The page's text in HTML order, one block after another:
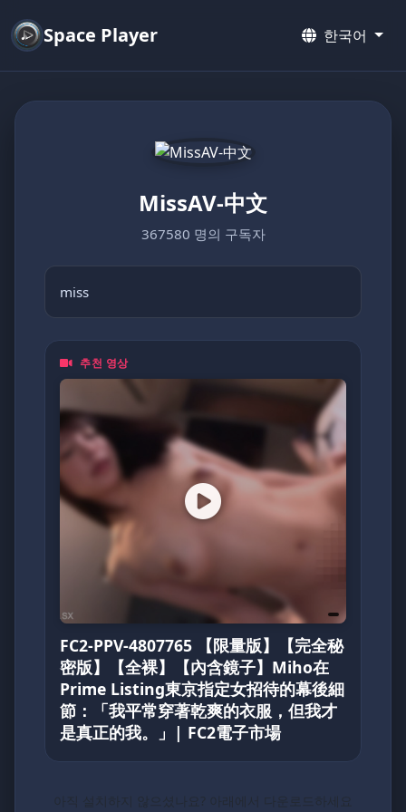
Space Player 한국어
MissAV-中文
367580 명의 구독자
miss
추천 영상
FC2-PPV-4807765 【限量版】【完全秘
密版】【全裸】【內含鏡子】Miho在
Prime Listing東京指定女招待的幕後細
節：「我平常穿著乾爽的衣服，但我才
是真正的我。」| FC2電子市場
아직 설치하지 않으셨나요? 아래에서 다운로드하세요